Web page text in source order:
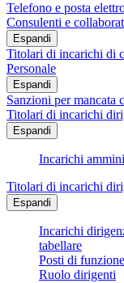
Telefono e posta
Consulenti e
Espandi
Titolari di incarichi di
Personale
Espandi
Sanzioni per mancata
Titolari di incarichi
Espandi
Incarichi
Titolari di incarichi
Espandi
Incarichi
tabellare
Posti di
Ruolo dirigenti